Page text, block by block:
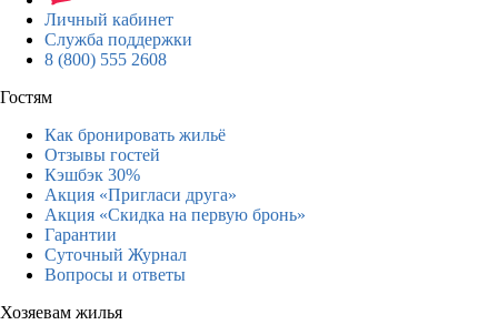
Личный кабинет
Служба поддержки
8 (800) 555 2608
Гостям
Как бронировать жильё
Отзывы гостей
Кэшбэк 30%
Акция «Пригласи друга»
Акция «Скидка на первую бронь»
Гарантии
Суточный Журнал
Вопросы и ответы
Хозяевам жилья